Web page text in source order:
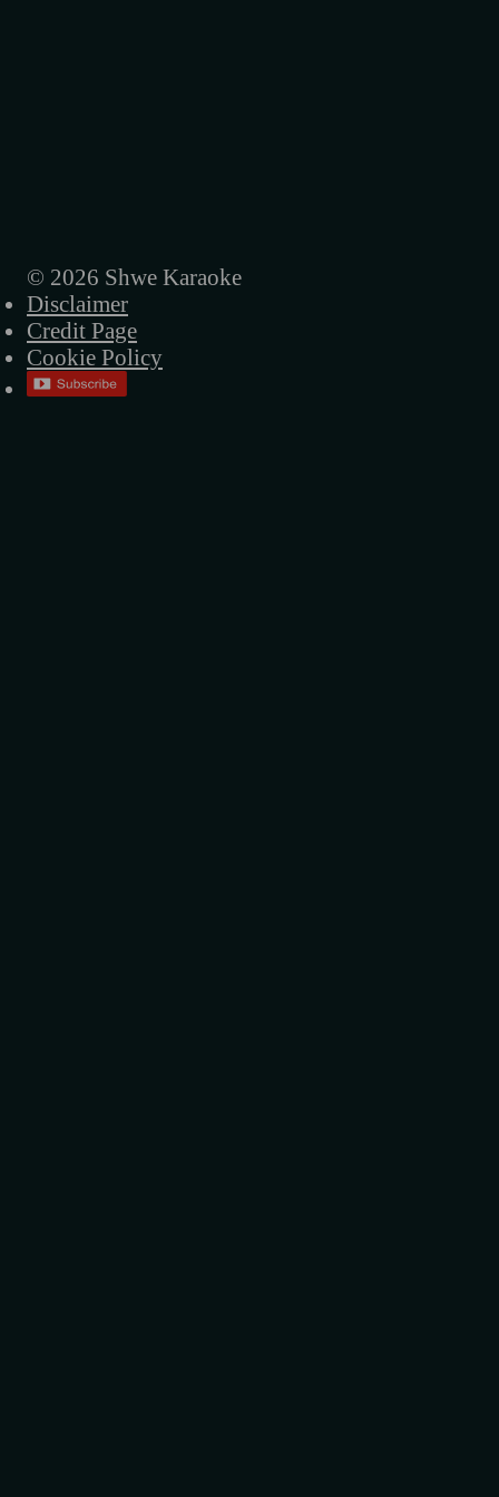
© 2026 Shwe Karaoke
Disclaimer
Credit Page
Cookie Policy